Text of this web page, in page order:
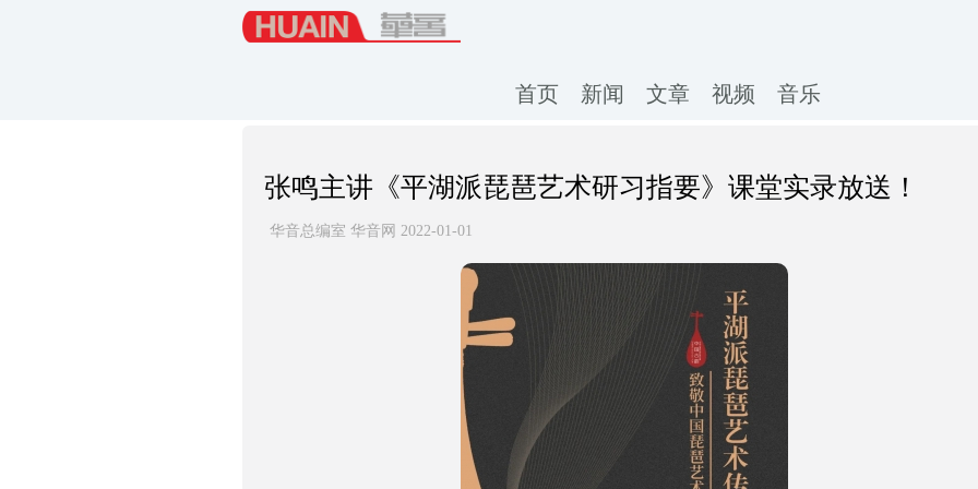
首页 新闻 文章 视频 音乐
张鸣主讲《平湖派琵琶艺术研习指要》课堂实录放送！
华音总编室 华音网 2022-01-01